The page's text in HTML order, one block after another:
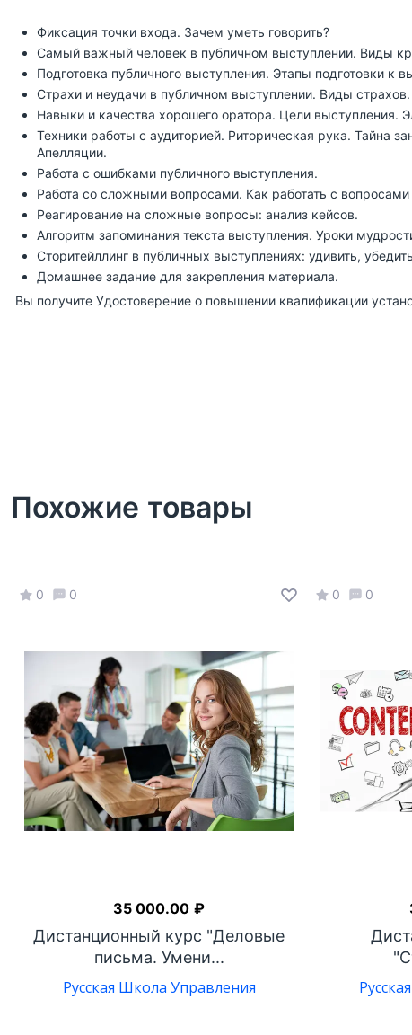
Фиксация точки входа. Зачем уметь говорить?
Самый важный человек в публичном выступлении. Виды
Подготовка публичного выступления. Этапы подготовки к
Страхи и неудачи в публичном выступлении. Виды
Навыки и качества хорошего оратора. Цели выступления.
Техники работы с аудиторией. Риторическая рука. Тайна
Апелляции.
Работа с ошибками публичного выступления.
Работа со сложными вопросами. Как работать с
Реагирование на сложные вопросы: анализ кейсов.
Алгоритм запоминания текста выступления. Уроки
Сторитейллинг в публичных выступлениях: удивить,
Домашнее задание для закрепления материала.
Вы получите Удостоверение о повышении квалификации
Похожие товары
0 0
Дистанционный курс "Деловые
письма. Умени...
Русская Школа Управления
35 000.00 ₽
0 0